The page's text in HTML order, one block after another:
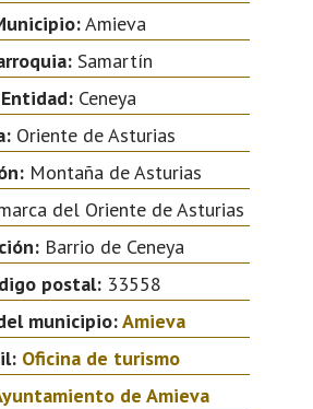
Amieva
Samartín
Entidad: Ceneya
Oriente de Asturias
Montaña de Asturias
del Oriente de Asturias
Barrio de Ceneya
postal:33558
municipio:Amieva
Oficina de turismo
de Amieva